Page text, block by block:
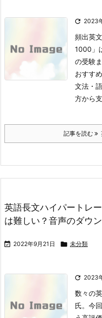
 2023
頻出英
1000」
の受験
おすすめ
文法・
方から
記事を読む
英語長文ハイパートレ
は難しい？音声のダウ
 2022年9月21日  未分類
 2023
数々の
氏。 今